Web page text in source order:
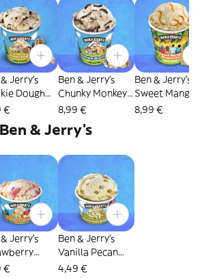
Jerry's
Dough
€
Ben & Jerry's
Chunky Monkey
(465 ml)
8,99 €
Ben & Jerry's
Sweet Mango
(465 ml)
8,99 €
& Jerry's
Jerry's
(100
€
Ben & Jerry's
Vanilla Pecan
(100 ml)
4,49 €